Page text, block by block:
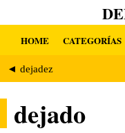
HOME CATEGORÍAS
◄ dejadez
dejado